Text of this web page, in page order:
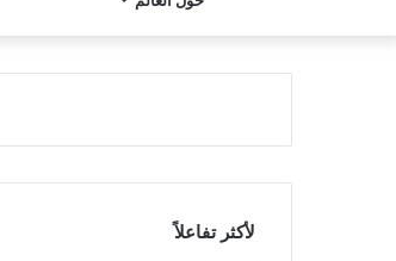
لأكثر تفاعلاً